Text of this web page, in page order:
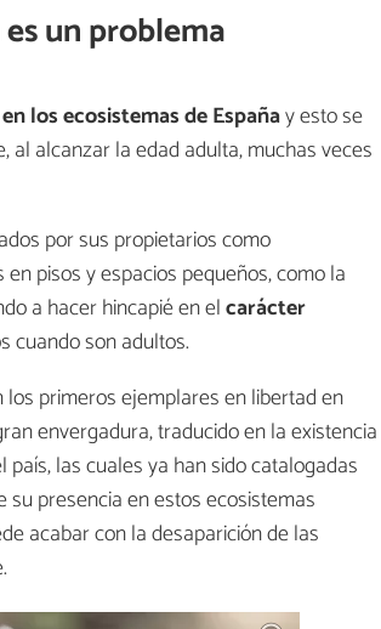
un problema
los ecosistemas de Españay esto se
al alcanzar la edad adulta, muchas veces
por sus propietarios como
pisos y espacios pequeños, como la
a hacer hincapié en elcarácter
cuando son adultos.
primeros ejemplares en libertad en
envergadura, traducido en la existencia
las cuales ya han sido catalogadas
presencia en estos ecosistemas
acabar con la desaparición de las